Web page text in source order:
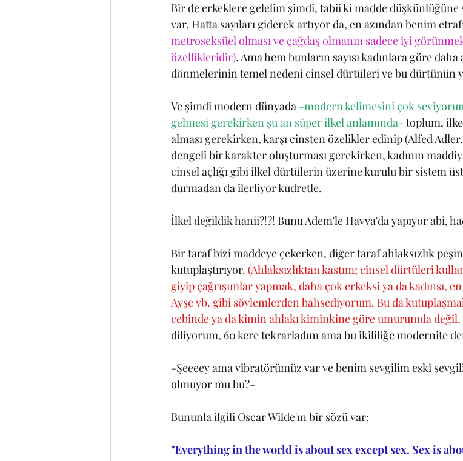
Bir de erkeklere gelelim şimdi, tabii ki madde
var. Hatta sayıları giderek artıyor da, en azından benim
metroseksüel olması ve çağdaş olmanın sadece iyi
özellikleridir). Ama hem bunların sayısı kadınlara göre
dönmelerinin temel nedeni cinsel dürtüleri ve bu dürtünün
Ve şimdi modern dünyada -modern kelimesini çok
gelmesi gerekirken şu an süper ilkel anlamında- toplum,
alması gerekirken, karşı cinsten özelikler edinip (Alfed
dengeli bir karakter oluşturması gerekirken, kadının
cinsel açlığı gibi ilkel dürtülerin üzerine kurulu bir sistem
durmadan da ilerliyor kudretle.
İlkel değildik hanii?!?! Bunu Adem'le Havva'da yapıyor abi,
Bir taraf bizi maddeye çekerken, diğer taraf ahlaksızlık
kutuplaştırıyor. (Ahlaksızlıktan kastım; cinsel dürtüleri
giyip çağrışımlar yapmak, daha çok erkeksi ya da kadınsı,
Ayşe vb. gibi söylemlerden bahsediyorum. Bu da
cebinde ya da kimin ahlakı kiminkine göre umurumda
diliyorum, 60 kere tekrarladım ama bu ikililiğe modernite
-Şeeeey ama vibratörümüz var ve benim sevgilim eski
olmuyor mu bu?-
Bununla ilgili Oscar Wilde'ın bir sözü var;
"Everything in the world is about sex except sex. Sex is